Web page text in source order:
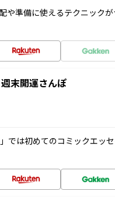
や準備に使えるテクニック
末開運さんぽ
では初めてのコミックエッ